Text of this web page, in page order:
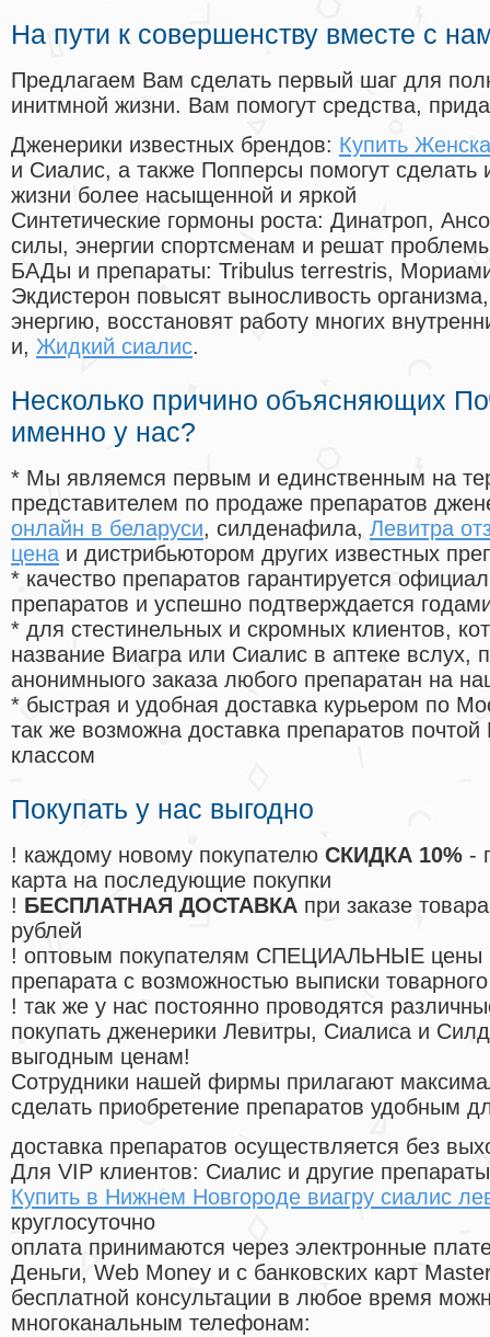
На пути к совершенству вместе с
Предлагаем Вам сделать первый шаг для
инитмной жизни. Вам помогут средства,
Дженерики известных брендов: Купить
и Сиалис, а также Попперсы помогут
жизни более насыщенной и яркой
Синтетические гормоны роста: Динатроп,
силы, энергии спортсменам и решат
БАДы и препараты: Tribulus terrestris,
Экдистерон повысят выносливость
энергию, восстановят работу многих
и, Жидкий сиалис.
Несколько причино объясняющих
именно у нас?
* Мы являемся первым и единственным на
представителем по продаже препаратов
онлайн в беларуси, силденафила, Левитра
цена и дистрибьютором других известных
* качество препаратов гарантируется
препаратов и успешно подтверждается
* для стестинельных и скромных клиентов,
название Виагра или Сиалис в аптеке вслух,
анонимныого заказа любого препаратан на
* быстрая и удобная доставка курьером по
так же возможна доставка препаратов
классом
Покупать у нас выгодно
! каждому новому покупателю СКИДКА 10% -
карта на последующие покупки
! БЕСПЛАТНАЯ ДОСТАВКА при заказе
рублей
! оптовым покупателям СПЕЦИАЛЬНЫЕ цены
препарата с возможностью выписки
! так же у нас постоянно проводятся
покупать дженерики Левитры, Сиалиса и
выгодным ценам!
Cотрудники нашей фирмы прилагают
сделать приобретение препаратов удобным
доставка препаратов осуществляется без
Для VIP клиентов: Сиалис и другие
Купить в Нижнем Новгороде виагру сиалис
круглосуточно
оплата принимаются через электронные
Деньги, Web Money и с банковских карт
бесплатной консультации в любое время
многоканальным телефонам: